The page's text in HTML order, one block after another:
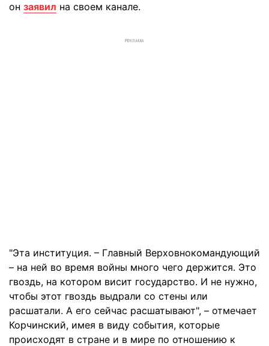
он заявил на своем канале.
РЕКЛАМА
"Эта институция. – Главный Верховнокомандующий
– на ней во время войны много чего держится. Это
гвоздь, на котором висит государство. И не нужно,
чтобы этот гвоздь выдрали со стены или
расшатали. А его сейчас расшатывают", – отмечает
Корчинский, имея в виду события, которые
происходят в стране и в мире по отношению к